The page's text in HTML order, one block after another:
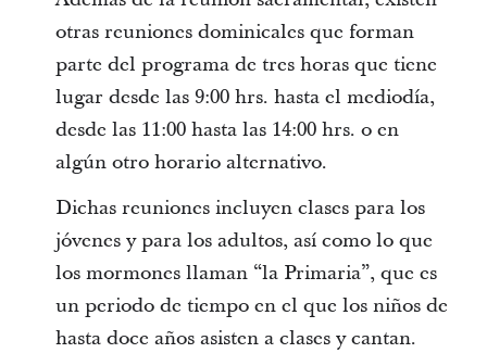
otras reuniones dominicales que forman
parte del programa de tres horas que tiene
lugar desde las 9:00 hrs. hasta el mediodía,
desde las 11:00 hasta las 14:00 hrs. o en
algún otro horario alternativo.
Dichas reuniones incluyen clases para los
jóvenes y para los adultos, así como lo que
los mormones llaman “la Primaria”, que es
un periodo de tiempo en el que los niños de
hasta doce años asisten a clases y cantan.